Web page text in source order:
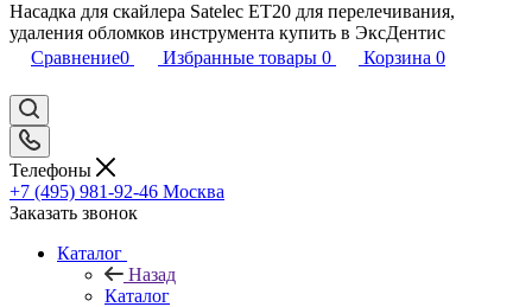
Насадка для скайлера Satelec ET20 для перелечивания,
удаления обломков инструмента купить в ЭксДентис
Сравнение0 Избранные товары 0 Корзина 0
Телефоны
+7 (495) 981-92-46 Москва
Заказать звонок
Каталог
Назад
Каталог